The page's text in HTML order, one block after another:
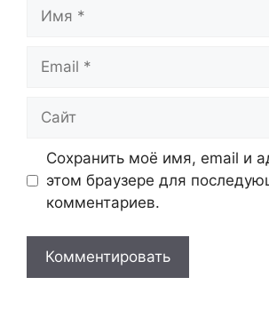
Сохранить моё имя, email и
этом браузере для
комментариев.